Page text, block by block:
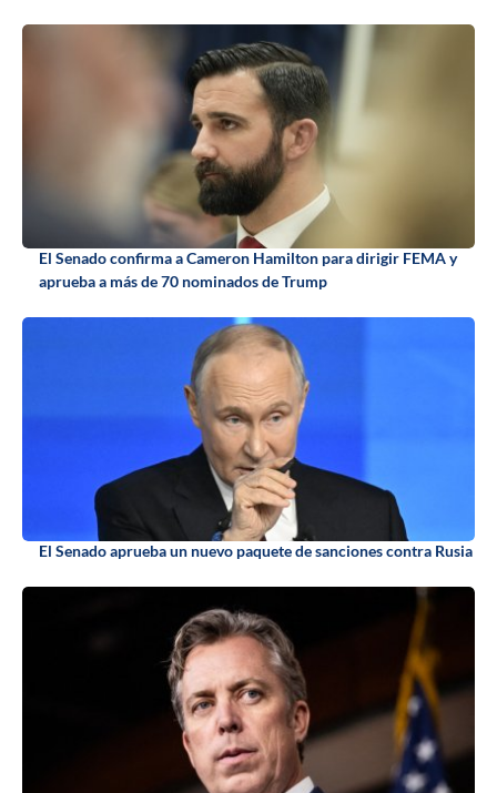
El Senado confirma a Cameron Hamilton para dirigir FEMA y
aprueba a más de 70 nominados de Trump
El Senado aprueba un nuevo paquete de sanciones contra Rusia